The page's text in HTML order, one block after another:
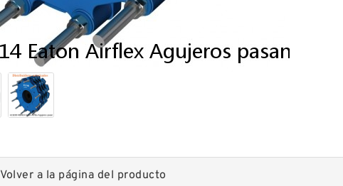
Volver a la página del producto